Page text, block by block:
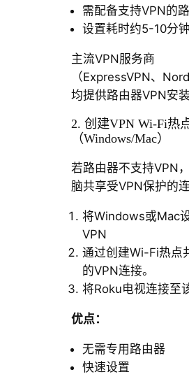
需配备支持VPN的
设置耗时约5-10分钟
主流VPN服务商
（ExpressVPN、
均提供路由器VPN安装
2. 创建VPN Wi-Fi热
（Windows/Mac）
若路由器不支持VPN
脑共享受VPN保护的连
将Windows或Mac
VPN
通过创建Wi-Fi热点
的VPN连接。
将Roku电视连接至
优点：
无需专用路由器
快速设置